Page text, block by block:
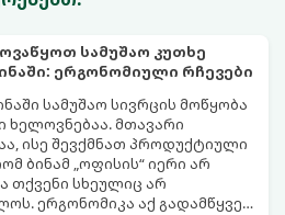
სამუშაო კუთხე
ერგონომიული რჩევები
სამუშაო სივრცის მოწყობა
ხელოვნებაა. მთავარი
ისე შევქმნათ პროდუქტიული
ბინამ „ოფისის“ იერი არ
თქვენი სხეულიც არ
ერგონომიკა აქ გადამწყვეტ